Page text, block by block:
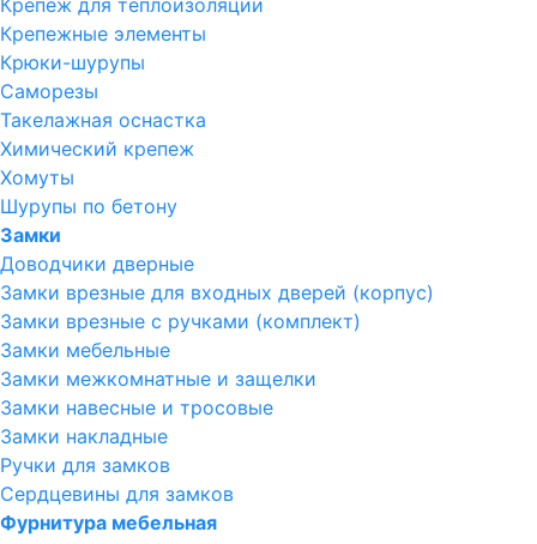
Крепеж для теплоизоляции
Крепежные элементы
Крюки-шурупы
Саморезы
Такелажная оснастка
Химический крепеж
Хомуты
Шурупы по бетону
Замки
Доводчики дверные
Замки врезные для входных дверей (корпус)
Замки врезные с ручками (комплект)
Замки мебельные
Замки межкомнатные и защелки
Замки навесные и тросовые
Замки накладные
Ручки для замков
Сердцевины для замков
Фурнитура мебельная